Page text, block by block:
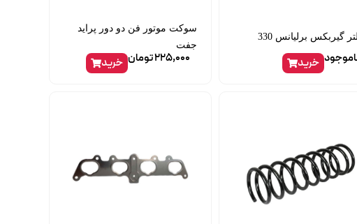
گیربکس برلیانس 330
خرید
سوکت موتور فن دو دور پراید
جفت
225,000تومان خرید